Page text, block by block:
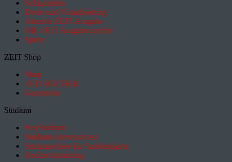
Schlagzeilen
Daten und Visualisierung
Aktuelle ZEIT-Ausgabe
DIE ZEIT Ausgabenarchiv
Spiele
ZEIT Shop
Shop
ZEIT BÜCHER
Geschenke
Studium
HeyStudium
Studium-Interessentest
Suchmaschine für Studiengänge
Hochschulranking